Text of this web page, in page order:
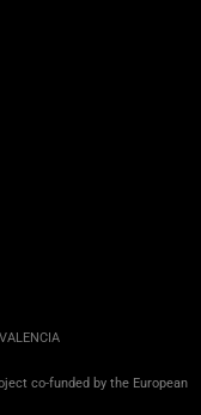
co-funded by the European